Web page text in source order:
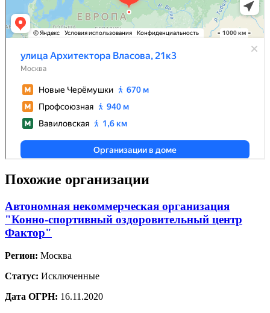
Похожие организации
Автономная некоммерческая организация
"Конно-спортивный оздоровительный центр
Фактор"
Регион: Москва
Статус: Исключенные
Дата ОГРН: 16.11.2020